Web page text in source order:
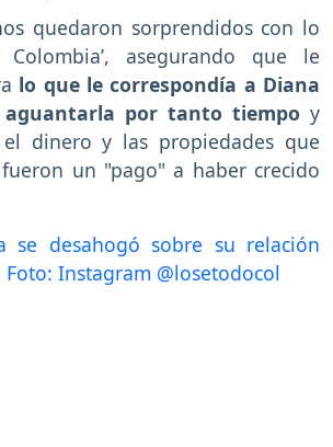
quedaron sorprendidos con lo
asegurando que le
lo que le correspondía a Diana
aguantarla por tanto tiempo y
dinero y las propiedades que
un "pago" a haber crecido